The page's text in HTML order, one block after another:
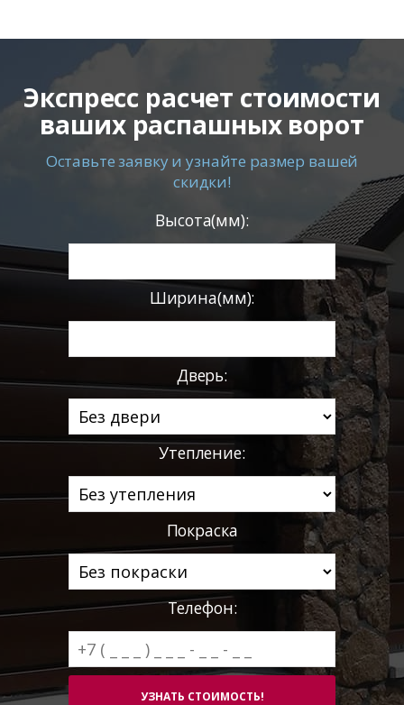
Экспресс расчет стоимости
ваших распашных ворот
Оставьте заявку и узнайте размер вашей
скидки!
Высота(мм):
Ширина(мм):
Дверь:
Утепление:
Покраска
Телефон: